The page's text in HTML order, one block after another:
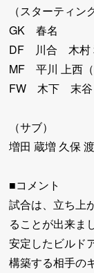
（スターティン
GK 春名
DF 川合 木村
MF 平川 上西
FW 木下 末谷
（サブ）
増田 蔵増 久保
■コメント
試合は、立ち上
ることが出来ま
安定したビルド
構築する相手の